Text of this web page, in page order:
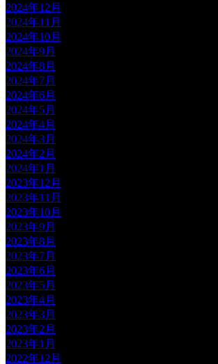
2024年12月
2024年11月
2024年10月
2024年9月
2024年8月
2024年7月
2024年6月
2024年5月
2024年4月
2024年3月
2024年2月
2024年1月
2023年12月
2023年11月
2023年10月
2023年9月
2023年8月
2023年7月
2023年6月
2023年5月
2023年4月
2023年3月
2023年2月
2023年1月
2022年12月